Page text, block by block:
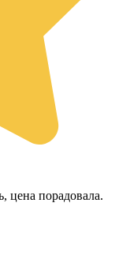
цена порадовала.